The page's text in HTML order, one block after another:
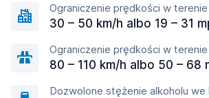
Ograniczenie prędkości w
30 – 50 km/h albo 19 – 31
Ograniczenie prędkości w
80 – 110 km/h albo 50 – 68
Dozwolone stężenie alkoholu we